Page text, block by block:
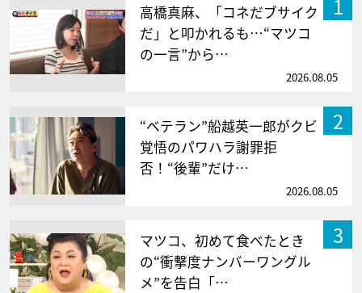
1
高橋真麻、「コネだブサイク
だ」と叩かれるも…“マツコ
の一言”から…
2026.08.05
2
“ベテラン”船越英一郎がクビ
覚悟のパワハラ謝罪拒
否！“後輩”だけ…
2026.08.05
3
マツコ、初めて食べたとき
の“衝撃度ナンバーワングル
メ”を告白「…